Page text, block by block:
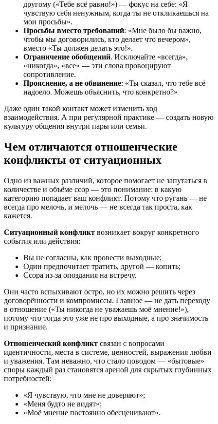
другому («Тебе всё равно!») — фокус на себе: «Я
чувствую себя ненужным, когда ты не откликаешься на
мои просьбы».
Просьбы вместо требований: «Мне было бы важно,
чтобы мы договорились, кто делает что вечером»,
вместо «Ты должен делать это!».
Ограничение обобщений. Исключайте «всегда»,
«никогда», «все» — эти слова провоцируют
сопротивление.
Прояснение, а не обвинение: «Ты сказал, что тебе всё
надоело. Можешь объяснить, что конкретно?»
Даже один такой контакт может изменить ход
взаимодействия. А при регулярной практике — создать новую
культуру общения внутри пары или семьи.
Чем отличаются отношенческие
конфликты от ситуационных
Одно из важных различий, которое помогает не запутаться в
количестве и объёме ссор — это понимание: в какую
категорию попадает ваш конфликт. Потому что ругань — не
всегда про мелочь, и мелочь — не всегда так проста, как
кажется.
Ситуационный конфликт возникает вокруг конкретного
события или действия:
Вы не согласны, как провести выходные;
Один предпочитает тратить, другой — копить;
Ссора из-за опоздания на встречу.
Они часто вспыхивают остро, но их можно решить через
договорённости и компромиссы. Главное — не дать переходу
в отношение («Ты никогда не уважаешь моё мнение!»),
потому что тогда это уже не про выходные, а про значимость
и признание.
Отношенческий конфликт связан с вопросами
идентичности, места в системе, ценностей, выражения любви
и уважения. Там неважно, что стало поводом — «бытовые»
споры каждый раз становятся ареной для скрытых глубинных
потребностей:
«Я чувствую, что мне не доверяют»;
«Меня будто не видят»;
«Моё мнение постоянно обесценивают».